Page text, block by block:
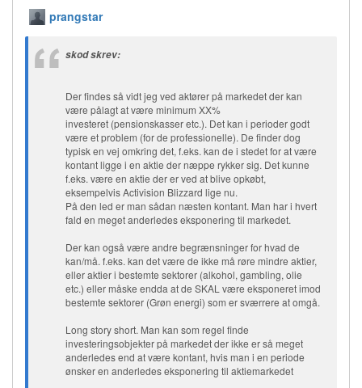
prangstar
skod skrev:
Der findes så vidt jeg ved aktører på markedet der kan
være pålagt at være minimum XX%
investeret (pensionskasser etc.). Det kan i perioder godt
være et problem (for de professionelle). De finder dog
typisk en vej omkring det, f.eks. kan de i stedet for at være
kontant ligge i en aktie der næppe rykker sig. Det kunne
f.eks. være en aktie der er ved at blive opkøbt,
eksempelvis Activision Blizzard lige nu.
På den led er man sådan næsten kontant. Man har i hvert
fald en meget anderledes eksponering til markedet.
Der kan også være andre begrænsninger for hvad de
kan/må. f.eks. kan det være de ikke må røre mindre aktier,
eller aktier i bestemte sektorer (alkohol, gambling, olie
etc.) eller måske endda at de SKAL være eksponeret imod
bestemte sektorer (Grøn energi) som er sværrere at omgå.
Long story short. Man kan som regel finde
investeringsobjekter på markedet der ikke er så meget
anderledes end at være kontant, hvis man i en periode
ønsker en anderledes eksponering til aktiemarkedet